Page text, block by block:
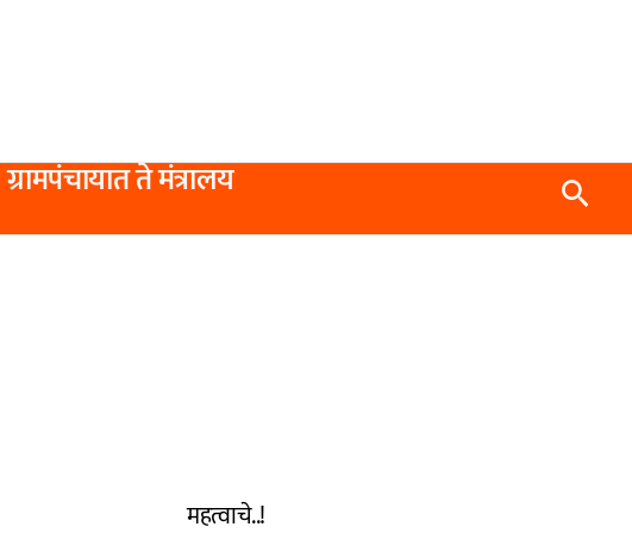
ग्रामपंचायात ते मंत्रालय
महत्वाचे..!